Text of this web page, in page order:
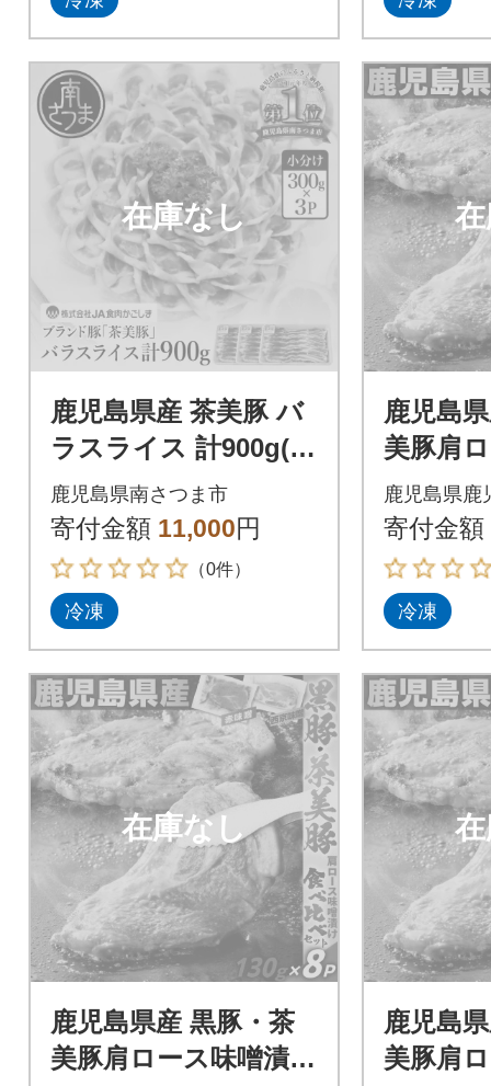
在庫なし
鹿児島県産 茶美豚 バ
ラスライス 計900g(30
0g×3P)しゃぶしゃぶ
鹿児島県南さつま市
寄付金額 11,000円
（0件）
冷凍
鹿児島
美豚肩
食べ比
×4P
鹿児島県鹿
寄付金額
冷凍
在庫なし
鹿児島県産 黒豚・茶
美豚肩ロース味噌漬け
鹿児島
美豚肩